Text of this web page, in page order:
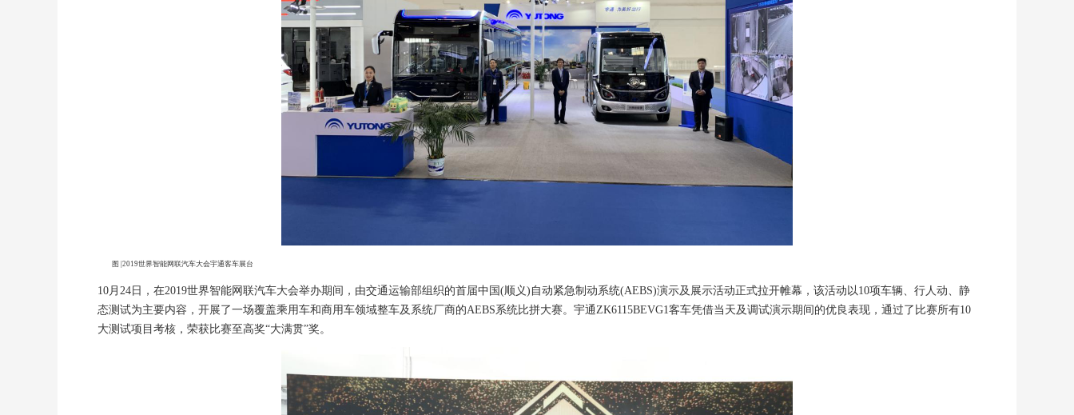
图 |2019世界智能网联汽车大会宇通客车展台
10月24日，在2019世界智能网联汽车大会举办期间，由交通运输部组织的首届中国(顺义)自动紧急制动系统(AEBS)演示及展示活动正式拉开帷幕，该活动以10项车辆、行人动、静
态测试为主要内容，开展了一场覆盖乘用车和商用车领域整车及系统厂商的AEBS系统比拼大赛。宇通ZK6115BEVG1客车凭借当天及调试演示期间的优良表现，通过了比赛所有10
大测试项目考核，荣获比赛至高奖“大满贯”奖。